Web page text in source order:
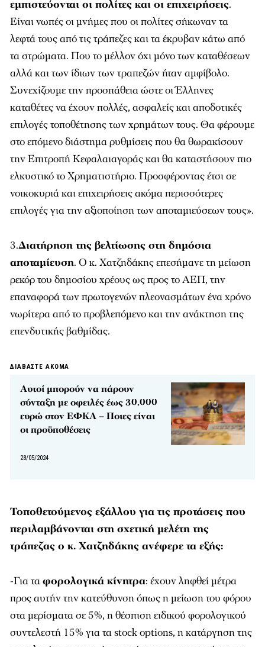
εμπιστεύονται οι πολίτες και οι επιχειρήσεις.
Είναι νωπές οι μνήμες που οι πολίτες σήκωναν τα
λεφτά τους από τις τράπεζες και τα έκρυβαν κάτω από
τα στρώματα. Που το μέλλον όχι μόνο των καταθέσεων
αλλά και των ίδιων των τραπεζών ήταν αμφίβολο.
Συνεχίζουμε την προσπάθεια ώστε οι Έλληνες
καταθέτες να έχουν πολλές, ασφαλείς και αποδοτικές
επιλογές τοποθέτησης των χρημάτων τους. Θα φέρουμε
στο επόμενο διάστημα ρυθμίσεις που θα θωρακίσουν
την Επιτροπή Κεφαλαιαγοράς και θα καταστήσουν πιο
ελκυστικό το Χρηματιστήριο. Προσφέροντας έτσι σε
νοικοκυριά και επιχειρήσεις ακόμα περισσότερες
επιλογές για την αξιοποίηση των αποταμιεύσεων τους».
3.Διατήρηση της βελτίωσης στη δημόσια
αποταμίευση. Ο κ. Χατζηδάκης επεσήμανε τη μείωση
ρεκόρ του δημοσίου χρέους ως προς το ΑΕΠ, την
επαναφορά των πρωτογενών πλεονασμάτων ένα χρόνο
νωρίτερα από το προβλεπόμενο και την ανάκτηση της
επενδυτικής βαθμίδας.
ΔΙΑΒΑΣΤΕ ΑΚΟΜΑ
Αυτοί μπορούν να πάρουν
σύνταξη με οφειλές έως 30.000
ευρώ στον ΕΦΚΑ – Ποιες είναι
οι προϋποθέσεις
28/05/2024
Τοποθετούμενος εξάλλου για τις προτάσεις που
περιλαμβάνονται στη σχετική μελέτη της
τράπεζας ο κ. Χατζηδάκης ανέφερε τα εξής:
-Για ταφορολογικά κίνητρα: έχουν ληφθεί μέτρα
προς αυτήν την κατεύθυνση όπως η μείωση του φόρου
στα μερίσματα σε 5%, η θέσπιση ειδικού φορολογικού
συντελεστή 15% για τα stock options, η κατάργηση της